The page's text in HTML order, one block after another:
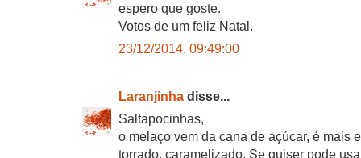
espero que goste.
Votos de um feliz Natal.
23/12/2014, 09:49:00
Laranjinha disse...
Saltapocinhas,
o melaço vem da cana de açúcar, é mais
torrado, caramelizado. Se quiser pode